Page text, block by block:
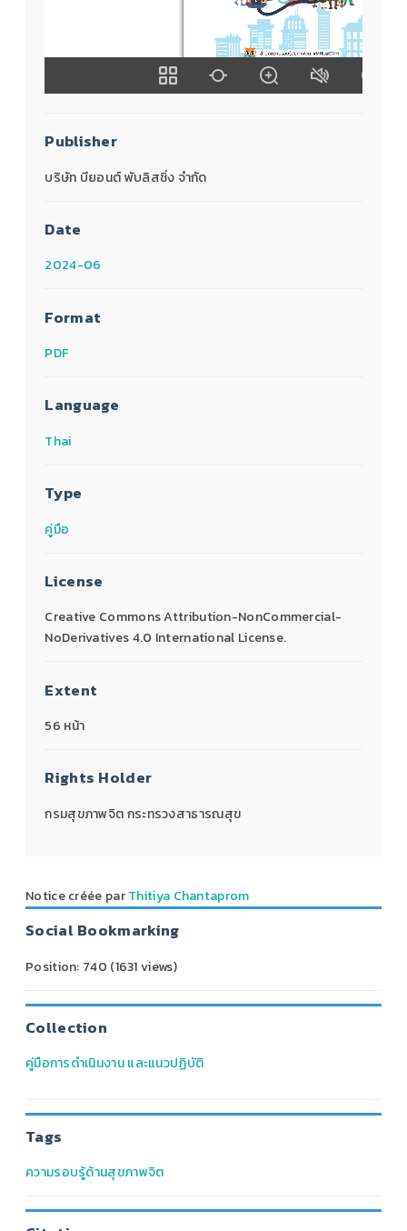
Publisher
บริษัท บียอนต์ พับลิสชิ่ง จำกัด
Date
2024-06
Format
PDF
Language
Thai
Type
คู่มือ
License
Creative Commons Attribution-NonCommercial-
NoDerivatives 4.0 International License.
Extent
56 หน้า
Rights Holder
กรมสุขภาพจิต กระทรวงสาธารณสุข
Notice créée parThitiya Chantaprom
Social Bookmarking
Position: 740 (1631views)
Collection
คู่มือการดำเนินงาน และแนวปฏิบัติ
Tags
ความรอบรู้ด้านสุขภาพจิต